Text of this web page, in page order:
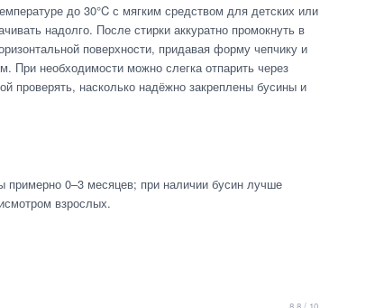
до 30°C с мягким средством для детских или
надолго. После стирки аккуратно промокнуть в
поверхности, придавая форму чепчику и
необходимости можно слегка отпарить через
проверять, насколько надёжно закреплены бусины и
0–3 месяцев; при наличии бусин лучше
взрослых.